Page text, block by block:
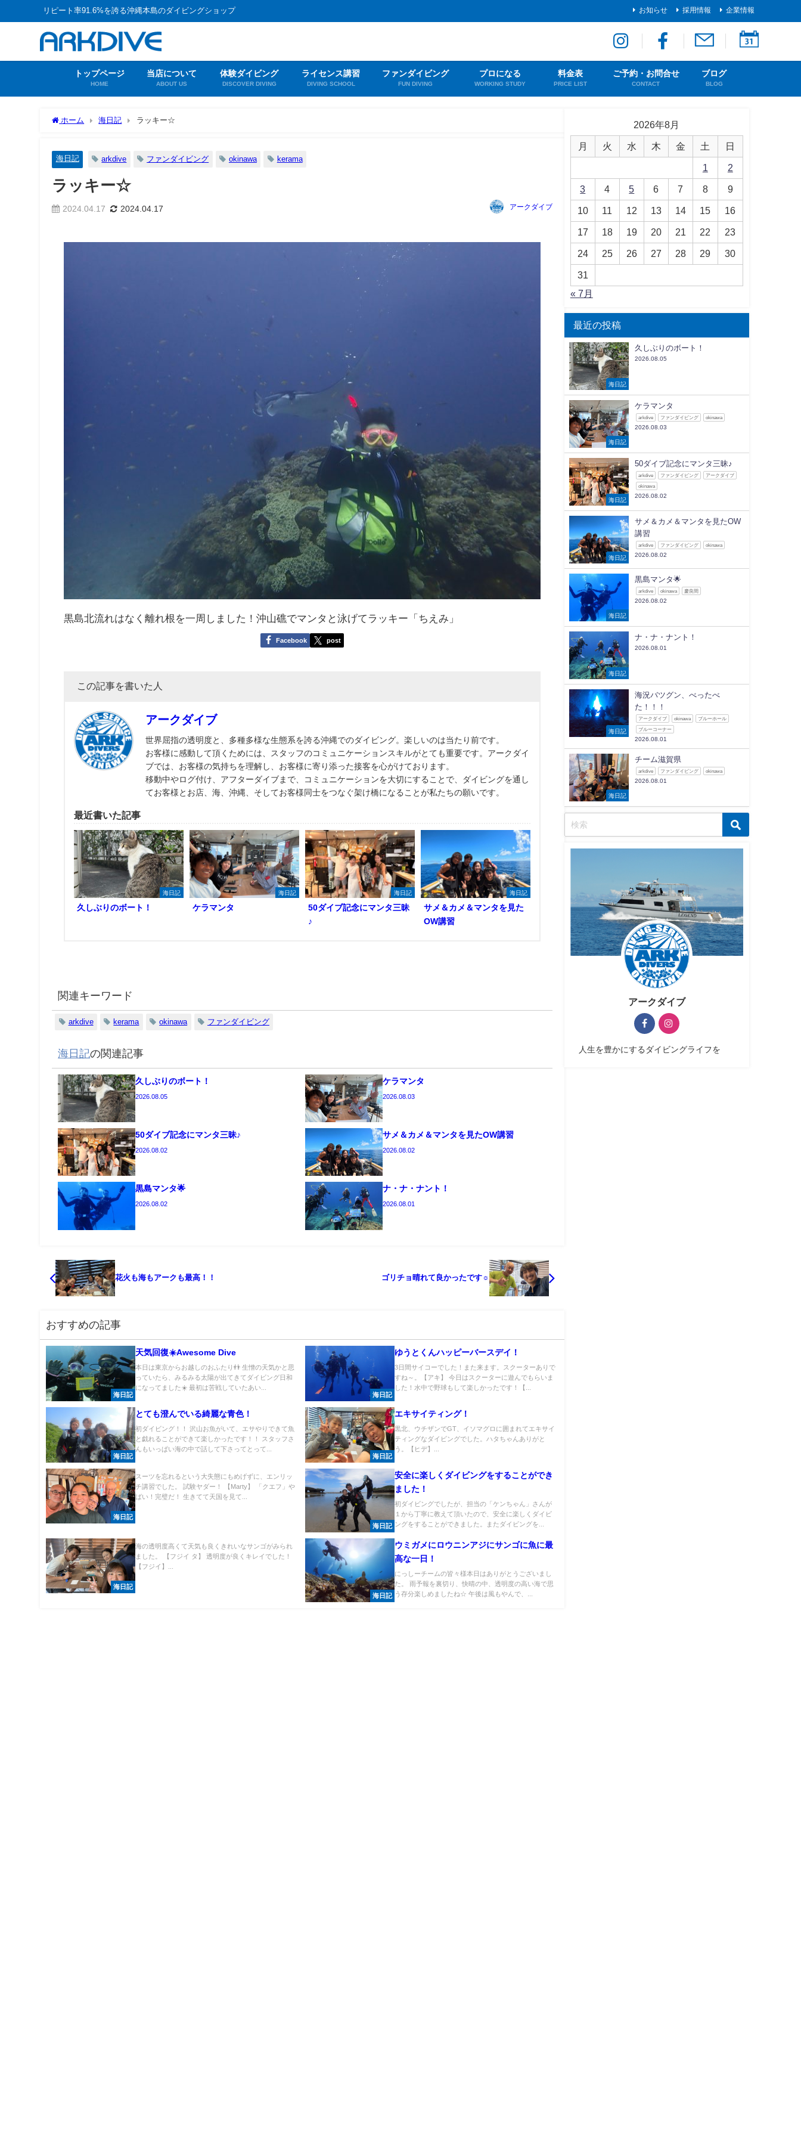
リピート率91.6%を誇る沖縄本島のダイビングショップ お知らせ 採用情報 企業情報
トップページ
HOME
当店について
ABOUT US
体験ダイビング
DISCOVER DIVING
ライセンス講習
DIVING SCHOOL
ファンダイビング
FUN DIVING
プロになる
WORKING STUDY
料金表
PRICE LIST
ご予約・お問合せ
CONTACT
ブログ
BLOG
ホーム 海日記 ラッキー☆
海日記 arkdive ファンダイビング okinawa kerama
ラッキー☆
2024.04.17 2024.04.17 アークダイブ
黒島北流れはなく離れ根を一周しました！沖山礁でマンタと泳げてラッキー「ちえみ」
Facebook post
この記事を書いた人
アークダイブ
世界屈指の透明度と、多種多様な生態系を誇る沖縄でのダイビング。楽しいのは当たり前です。
お客様に感動して頂くためには、スタッフのコミュニケーションスキルがとても重要です。アークダイ
ブでは、お客様の気持ちを理解し、お客様に寄り添った接客を心がけております。
移動中やログ付け、アフターダイブまで、コミュニケーションを大切にすることで、ダイビングを通し
てお客様とお店、海、沖縄、そしてお客様同士をつなぐ架け橋になることが私たちの願いです。
最近書いた記事
海日記
久しぶりのボート！
海日記
ケラマンタ
海日記
50ダイブ記念にマンタ三昧
♪
海日記
サメ＆カメ＆マンタを見た
OW講習
関連キーワード
arkdive kerama okinawa ファンダイビング
海日記の関連記事
久しぶりのボート！
2026.08.05
ケラマンタ
2026.08.03
50ダイブ記念にマンタ三昧♪
2026.08.02
サメ＆カメ＆マンタを見たOW講習
2026.08.02
黒島マンタ🌟
2026.08.02
ナ・ナ・ナント！
2026.08.01
花火も海もアークも最高！！ ゴリチョ晴れて良かったです☼
おすすめの記事
海日記
天気回復☀️Awesome Dive
本日は東京からお越しのおふたり👬 生憎の天気かと思
っていたら、みるみる太陽が出てきてダイビング日和
になってました☀️ 最初は苦戦していたあい...
海日記
ゆうとくんハッピーバースデイ！
3日間サイコーでした！また来ます。スクーターありで
すね～。【アキ】 今日はスクーターに遊んでもらいま
した！水中で野球もして楽しかったです！【...
海日記
とても澄んでいる綺麗な青色！
初ダイビング！！ 沢山お魚がいて、エサやりできて魚
と戯れることができて楽しかったです！！ スタッフさ
んもいっぱい海の中で話して下さってとって...
海日記
エキサイティング！
黒北、ウチザンでGT、イソマグロに囲まれてエキサイ
ティングなダイビングでした。ハタちゃんありがと
う。【ヒデ】...
海日記
スーツを忘れるという大失態にもめげずに、エンリッ
チ講習でした。 試験ヤダー！ 【Marty】 「クエフ」や
ばい！完璧だ！ 生きてて天国を見て...
海日記
安全に楽しくダイビングをすることができ
ました！
初ダイビングでしたが、担当の「ケンちゃん」さんが
１から丁寧に教えて頂いたので、安全に楽しくダイビ
ングをすることができました。またダイビングを...
海日記
海の透明度高くて天気も良くきれいなサンゴがみられ
ました。 【フジイ タ】 透明度が良くキレイでした！
【フジイ】...
海日記
ウミガメにロウニンアジにサンゴに魚に最
高な一日！
にっしーチームの皆々様本日はありがとうございまし
た。 雨予報を裏切り、快晴の中、透明度の高い海で思
う存分楽しめましたね☆ 午後は風もやんで、...
2026年8月
月 火 水 木 金 土 日
1 2
3 4 5 6 7 8 9
10 11 12 13 14 15 16
17 18 19 20 21 22 23
24 25 26 27 28 29 30
31
« 7月
最近の投稿
海日記
久しぶりのボート！
2026.08.05
海日記
ケラマンタ
arkdive ファンダイビング okinawa
2026.08.03
海日記
50ダイブ記念にマンタ三昧♪
arkdive ファンダイビング アークダイブ
okinawa
2026.08.02
海日記
サメ＆カメ＆マンタを見たOW
講習
arkdive ファンダイビング okinawa
2026.08.02
海日記
黒島マンタ🌟
arkdive okinawa 慶良間
2026.08.02
海日記
ナ・ナ・ナント！
2026.08.01
海日記
海況バツグン、べったべ
た！！！
アークダイブ okinawa ブルーホール
ブルーコーナー
2026.08.01
海日記
チーム滋賀県
arkdive ファンダイビング okinawa
2026.08.01
アークダイブ
人生を豊かにするダイビングライフを